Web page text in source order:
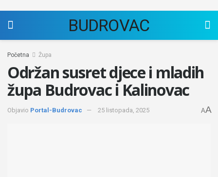
BUDROVAC
Početna Župa
Održan susret djece i mladih
župa Budrovac i Kalinovac
Objavio Portal-Budrovac 25 listopada, 2025 AA